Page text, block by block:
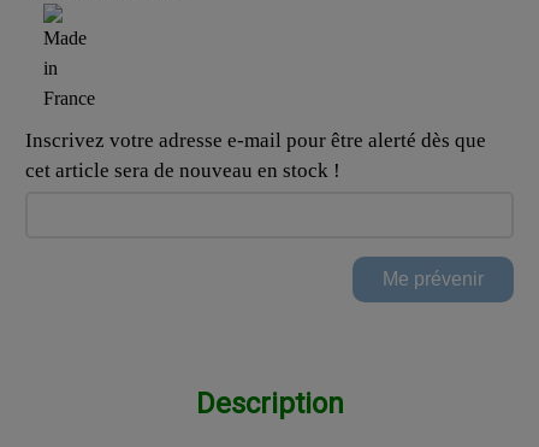
Inscrivez votre adresse e-mail pour être alerté dès que
cet article sera de nouveau en stock !
Description